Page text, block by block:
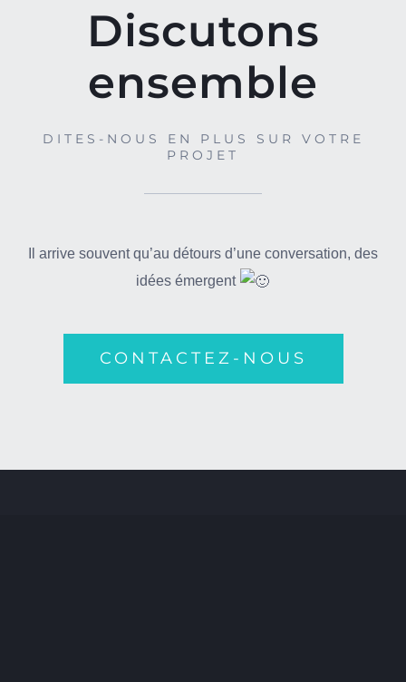
Discutons
ensemble
DITES-NOUS EN PLUS SUR VOTRE
PROJET
Il arrive souvent qu’au détours d’une conversation, des
idées émergent
CONTACTEZ-NOUS